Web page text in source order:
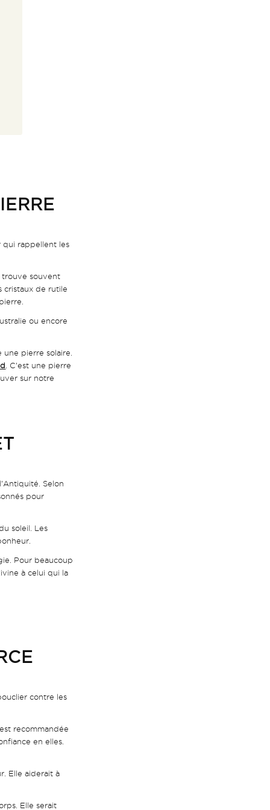
qui rappellent les
trouve souvent
cristaux de rutile
ou encore
pierre solaire.
. C’est une pierre
sur notre
Selon
pour
soleil. Les
Pour beaucoup
à celui qui la
contre les
recommandée
en elles.
Elle aiderait à
Elle serait